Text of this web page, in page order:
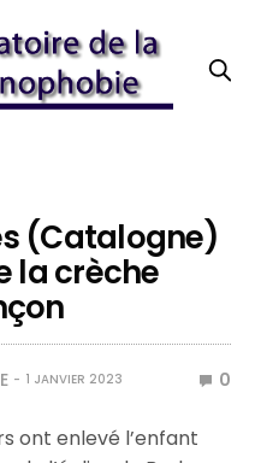
(Catalogne)
la crèche
1 JANVIER 2023 0
ont enlevé l’enfant